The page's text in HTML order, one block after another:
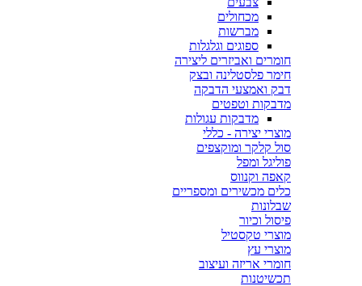
מכחולים
מברשות
ספוגים וגלגלות
חומרים ואביזרים ליצירה
חימר פלסטלינה ובצק
דבק ואמצעי הדבקה
מדבקות וטפטים
מדבקות עגולות
מוצרי יצירה - כללי
סול קלקר ומוקצפים
פוליגל ומפל
קאפה וקנווס
כלים מכשירים ומספריים
שבלונות
פיסול וכיור
מוצרי טקסטיל
מוצרי עץ
חומרי אריזה ועיצוב
תכשיטנות